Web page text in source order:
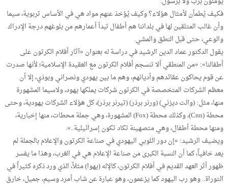
فكيف يُطمأن لأمثال هؤلاء؟ وكيف يُؤخذ عنهم مواد هي في الأساس تربوية، سيما
وأن غالب المتلقين لها في بلداننا هم أطفال تبدأ أعمارهم من بلوغهم درجة الإدراك
والوعي، حتى قبل النطق والمشي.
يقول الدكتور عماد الدين الرشيد في دراسة له بعنوان «آثار أفلام الكرتون على
أطفالنا»: «من المنطقي ألا تنسجم أفلام الكرتون مع العقيدة الإسلامية؛ لأنها صدرت
عن قوم يحاكون عقائدهم وأديانهم، وهم ما بين يهودي ونصراني وبوذي، إلا أن
معظم الشركات المتخصصة في الكرتون شركات يملكها يهود، ولاسيما المشهورة
منها، مثل: (والت ديزني) (ورنر برذر) (تيرنر برذر)، كل هؤلاء الشركات يهودية، وحتى
محطة (Cnn)، وكذلك محطة (Fox) المشهورة، وهي جملة محطات، منها إخبارية،
ومنها محطة أطفال، وهي متصهينة تكاد تكون إسرائيلية..».
ويضيف الرشيد: «إن دور اللوبي اليهودي في صناعة الكرتون والإعلام بالجملة لم
يعد خافياً، كما أن النسبة الكبرى من صناعة الإعلام هي في الغرب، وهذا ما يفسر
ظهور أثر العهد القديم في أفلام الكرتون، كالإله (يهوا) مثلاً، الذي ورد ذكره كثيراً في
التوراة.. وهو رب اليهود كما يزعمون، وهو عبارة عن شاب أمرد وسيم، جميل، خارق